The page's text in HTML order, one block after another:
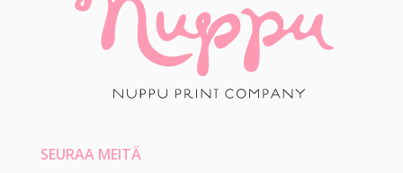
SEURAA MEITÄ